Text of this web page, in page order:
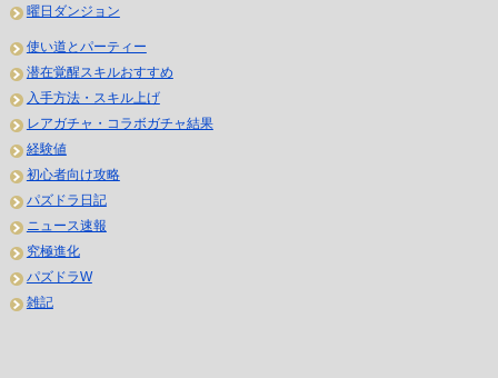
曜日ダンジョン
使い道とパーティー
潜在覚醒スキルおすすめ
入手方法・スキル上げ
レアガチャ・コラボガチャ結果
経験値
初心者向け攻略
パズドラ日記
ニュース速報
究極進化
パズドラW
雑記